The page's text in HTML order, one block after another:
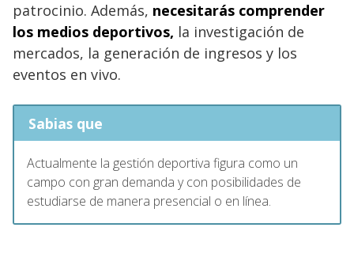
patrocinio. Además, necesitarás comprender
los medios deportivos, la investigación de
mercados, la generación de ingresos y los
eventos en vivo.
Sabias que
Actualmente la gestión deportiva figura como un
campo con gran demanda y con posibilidades de
estudiarse de manera presencial o en línea.